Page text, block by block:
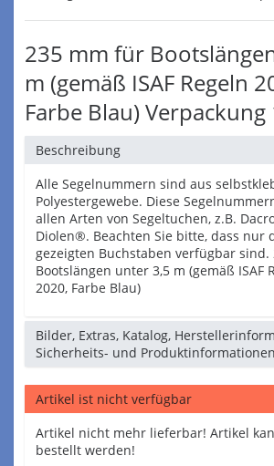
235 mm für
m (gemäß ISAF Regeln
Farbe Blau) Verpackung
Beschreibung
Alle Segelnummern sind aus
Polyestergewebe. Diese
allen Arten von Segeltuchen, z.B.
Diolen®. Beachten Sie bitte, dass nur
gezeigten Buchstaben verfügbar
Bootslängen unter 3,5 m (gemäß ISAF
2020, Farbe Blau)
Bilder, Extras, Katalog,
Sicherheits- und Produktinformationen
Artikel ist nicht verfügbar
Artikel nicht mehr lieferbar! Artikel
bestellt werden!